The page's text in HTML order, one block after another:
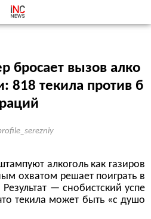
бросает вызов алко
818 текила против б
алкоголь как газиров
охватом решает поиграть в
— снобистский успе
текила может быть «с душо